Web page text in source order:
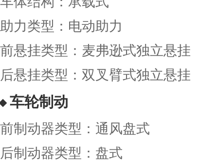
助力类型：电动助力
前悬挂类型：麦弗逊式独立悬挂
后悬挂类型：双叉臂式独立悬挂
车轮制动
前制动器类型：通风盘式
后制动器类型：盘式